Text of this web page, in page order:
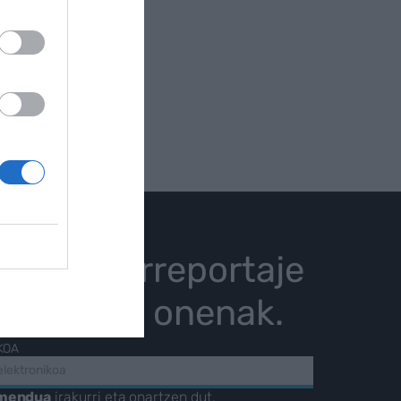
erreportaje
onenak.
irakurri eta onartzen dut.